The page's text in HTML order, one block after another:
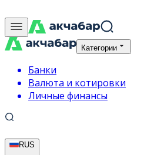
Категории
Банки
Валюта и котировки
Личные финансы
RUS